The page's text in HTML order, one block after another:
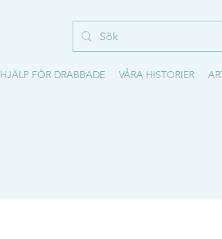
HJÄLP FÖR DRABBADE VÅRA HISTORIER